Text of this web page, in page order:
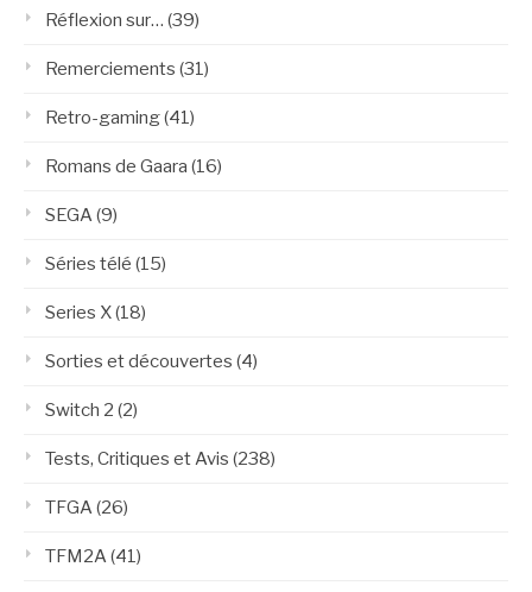
Réflexion sur… (39)
Remerciements (31)
Retro-gaming(41)
Romans de Gaara (16)
SEGA (9)
Séries télé (15)
Series X(18)
Sorties et découvertes (4)
Switch 2 (2)
Tests, Critiques et Avis (238)
TFGA (26)
TFM2A (41)